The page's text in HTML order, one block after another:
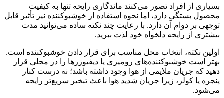
بسیاری از افراد تصور می‌کنند ماندگاری رایحه تنها به کیفیت
محصول بستگی دارد، اما نحوه استفاده از خوشبوکننده نیز تأثیر قابل
توجهی بر دوام آن دارد. با رعایت چند نکته ساده می‌توانید مدت
بیشتری از رایحه دلخواه خود لذت ببرید.
اولین نکته، انتخاب محل مناسب برای قرار دادن خوشبوکننده است.
بهتر است خوشبوکننده‌های رومیزی یا دیفیوزرها را در محلی قرار
دهید که جریان ملایمی از هوا وجود داشته باشد؛ نه درست کنار
پنجره یا کولر، زیرا جریان شدید هوا باعث تبخیر سریع‌تر رایحه
می‌شود.